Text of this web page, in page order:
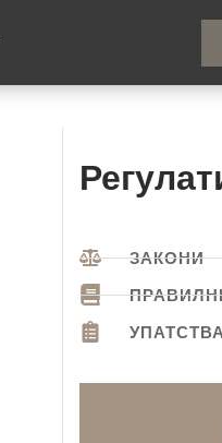
ЗАКОНИ